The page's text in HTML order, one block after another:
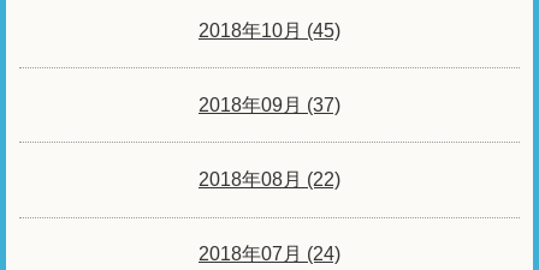
2018年10月 (45)
2018年09月 (37)
2018年08月 (22)
2018年07月 (24)